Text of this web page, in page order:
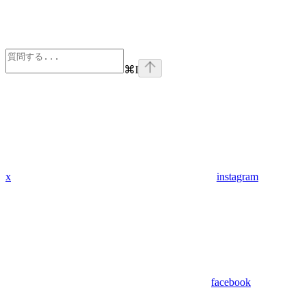
⌘I
x instagram
facebook